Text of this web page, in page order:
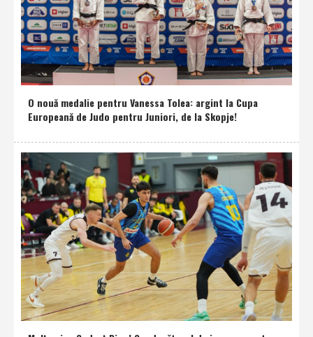
O nouă medalie pentru Vanessa Tolea: argint la Cupa
Europeană de Judo pentru Juniori, de la Skopje!